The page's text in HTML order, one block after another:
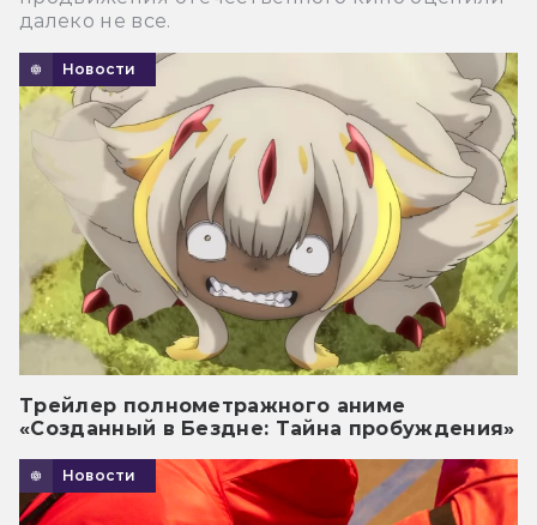
далеко не все.
Новости
Трейлер полнометражного аниме
«Созданный в Бездне: Тайна пробуждения»
Новости